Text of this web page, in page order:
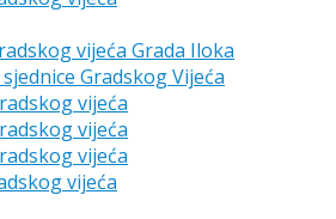
vijeća Grada Iloka
Gradskog Vijeća
vijeća
vijeća
vijeća
vijeća